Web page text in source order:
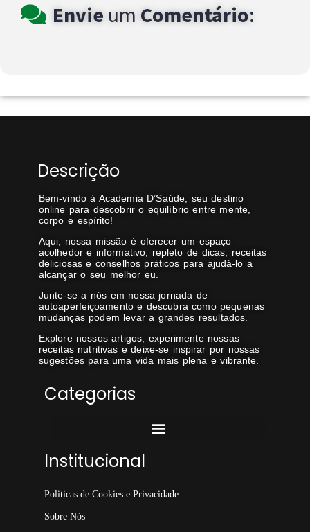
Envie um Comentário:
Descrição
Bem-vindo à Academia D’Saúde, seu destino
online para descobrir o equilíbrio entre mente,
corpo e espírito!
Aqui, nossa missão é oferecer um espaço
acolhedor e informativo, repleto de dicas, receitas
deliciosas e conselhos práticos para ajudá-lo a
alcançar o seu melhor eu.
Junte-se a nós em nossa jornada de
autoaperfeiçoamento e descubra como pequenas
mudanças podem levar a grandes resultados.
Explore nossos artigos, experimente nossas
receitas nutritivas e deixe-se inspirar por nossas
sugestões para uma vida mais plena e vibrante.
Categorias
Institucional
Politicas de Cookies e Privacidade
Sobre Nós